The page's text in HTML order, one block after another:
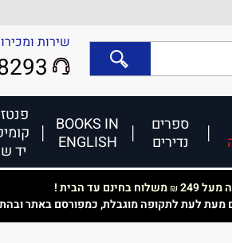
שירות
ספרים
נדירים
BOOKS IN
ENGLISH
יד
249
₪משלוח בחינם עד הבית !
מעת לעת לתקופה מוגבלת, כמפורסם באתר